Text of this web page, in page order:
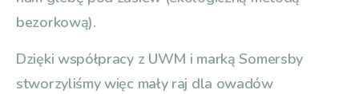
bezorkową).
Dzięki współpracy z UWM i marką Somersby
stworzyliśmy więc mały raj dla owadów